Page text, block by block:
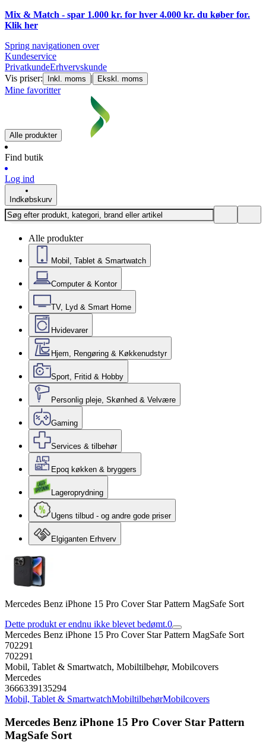
Mix & Match - spar 1.000 kr. for hver 4.000 kr. du køber for.
Klik her
Spring navigationen over
Kundeservice
PrivatkundeErhvervskunde
Vis priser:
Inkl. moms | Ekskl. moms
Mine favoritter
Alle produkter
Find butik
Log ind
Indkøbskurv
Alle produkter
Mobil, Tablet & Smartwatch
Computer & Kontor
TV, Lyd & Smart Home
Hvidevarer
Hjem, Rengøring & Køkkenudstyr
Sport, Fritid & Hobby
Personlig pleje, Skønhed & Velvære
Gaming
Services & tilbehør
Epoq køkken & bryggers
Lageroprydning
Ugens tilbud - og andre gode priser
Elgiganten Erhverv
Mercedes Benz iPhone 15 Pro Cover Star Pattern MagSafe Sort
Dette produkt er endnu ikke blevet bedømt.0
Mercedes Benz iPhone 15 Pro Cover Star Pattern MagSafe Sort
702291
702291
Mobil, Tablet & Smartwatch, Mobiltilbehør, Mobilcovers
Mercedes
3666339135294
Mobil, Tablet & SmartwatchMobiltilbehørMobilcovers
Mercedes Benz iPhone 15 Pro Cover Star Pattern
MagSafe Sort